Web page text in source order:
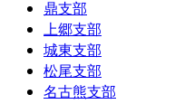
鼎支部
上郷支部
城東支部
松尾支部
名古熊支部